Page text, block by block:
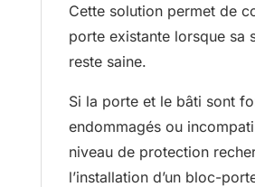
Cette solution permet de
porte existante lorsque sa
reste saine.
Si la porte et le bâti sont
endommagés ou
niveau de protection
l’installation d’un bloc-